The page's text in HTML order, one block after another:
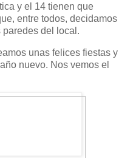
y el 14 tienen que
entre todos, decidamos
del local.
unas felices fiestas y
nuevo. Nos vemos el